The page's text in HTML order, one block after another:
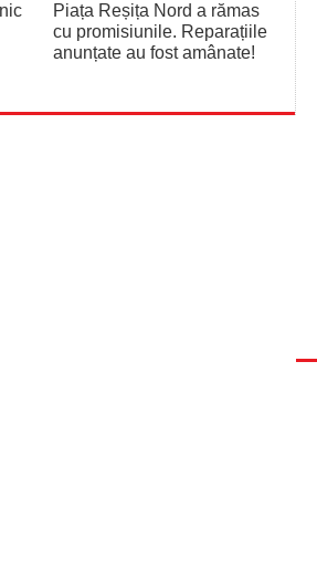
Piața Reșița Nord a rămas
cu promisiunile. Reparațiile
anunțate au fost amânate!